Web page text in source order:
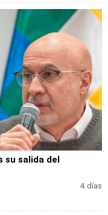
su salida del
4 días